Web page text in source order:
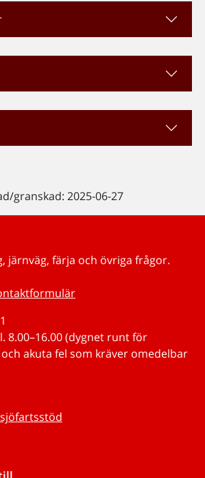
granskad: 2025-06-27
järnväg, färja och övriga frågor.
8.00–16.00 (dygnet runt för
akuta fel som kräver omedelbar